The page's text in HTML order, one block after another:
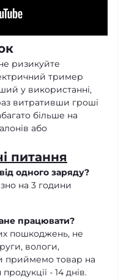
ризикуйте
тример
у використанні,
витративши гроші
більше на
або
питання
одного заряду?
на 3 години
працювати?
пошкоджень, не
вологи,
приймемо товар на
- 14 днів.